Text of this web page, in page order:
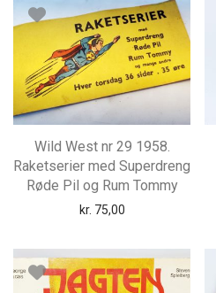
Wild West nr 29 1958.
Raketserier med Superdreng
Røde Pil og Rum Tommy
kr. 75,00